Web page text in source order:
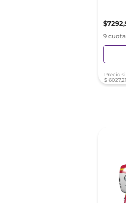
$7292,
9
Precio
$ 6027,21